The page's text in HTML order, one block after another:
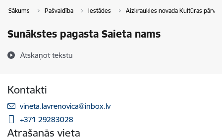
Sākums Pašvaldība Iestādes Aizkraukles novada Kultūras
Sunākstes pagasta Saieta nams
Atskaņot tekstu
Kontakti
E-pasts:
vineta.lavrenovica@inbox.lv
+371 29283028
Atrašanās vieta